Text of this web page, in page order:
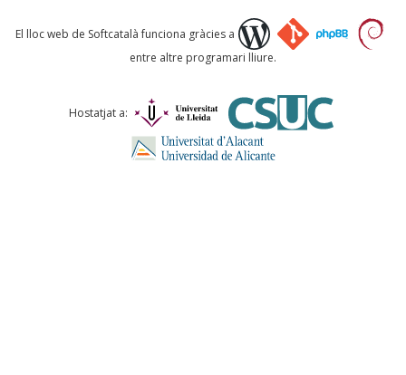
Què proposeu?
Comentari *
El lloc web de Softcatalà funciona gràcies a
entre altre programari lliure.
Hostatjat a: